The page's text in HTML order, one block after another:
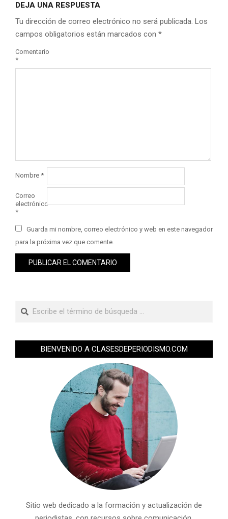
DEJA UNA RESPUESTA
Tu dirección de correo electrónico no será publicada. Los
campos obligatorios están marcados con *
Comentario
*
Nombre *
Correo
electrónico
*
Guarda mi nombre, correo electrónico y web en este navegador
para la próxima vez que comente.
BIENVENIDO A CLASESDEPERIODISMO.COM
Sitio web dedicado a la formación y actualización de